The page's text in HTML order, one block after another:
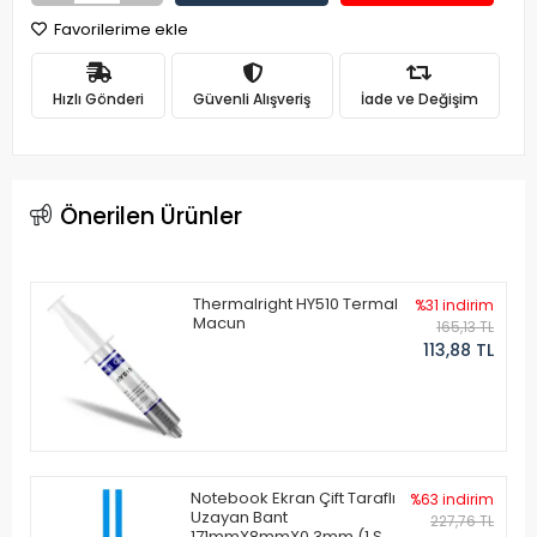
Favorilerime ekle
Hızlı Gönderi Güvenli Alışveriş İade ve Değişim
Önerilen Ürünler
Thermalright HY510 Termal
Macun
%31 indirim
165,13 TL
113,88 TL
Notebook Ekran Çift Taraflı
Uzayan Bant
%63 indirim
227,76 TL